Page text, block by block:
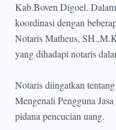
Kab.Boven Digoel.
koordinasi dengan
Notaris Matheus,
yang dihadapi notaris
Notaris diingatkan
Mengenali Pengguna
pidana pencucian uang.